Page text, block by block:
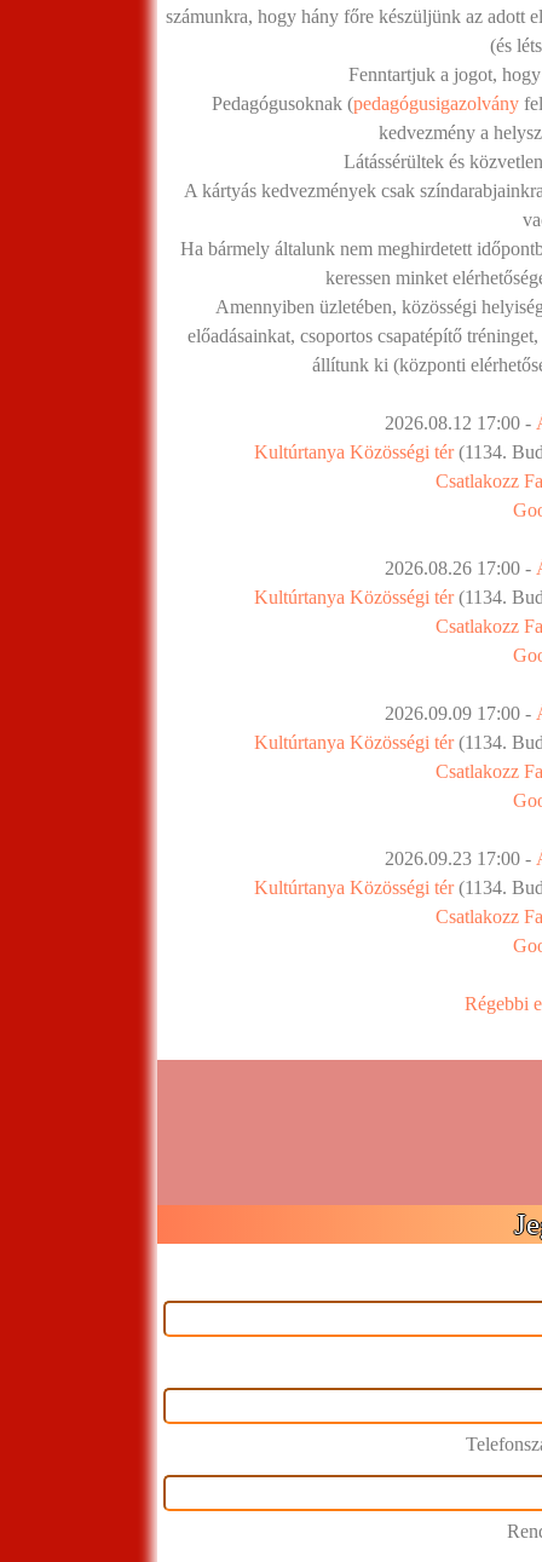
számunkra, hogy hány főre készüljünk az adott
(és
Fenntartjuk a jogot,
Pedagógusoknak (pedagógusigazolvány
kedvezmény a
Látássérültek és
A kártyás kedvezmények csak
Ha bármely általunk nem meghirdetett
keressen minket
Amennyiben üzletében, közösségi
előadásainkat, csoportos csapatépítő
állítunk ki (központi
2026.08.12 17:00 -
Kultúrtanya Közösségi tér(1134.
Csatlakozz
2026.08.26 17:00 -
Kultúrtanya Közösségi tér(1134.
Csatlakozz
2026.09.09 17:00 -
Kultúrtanya Közösségi tér(1134.
Csatlakozz
2026.09.23 17:00 -
Kultúrtanya Közösségi tér(1134.
Csatlakozz
Régebbi